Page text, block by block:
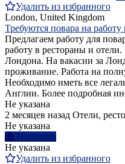
Удалить из избранного
London, United Kingdom
Требуются повара на работу
Предлагаем работу для
работу в рестораны и
Лондона. На вакасии за
проживание. Работа на
Необходимо иметь все
Англии. Более подробная
Не указана
2 месяцев назад Отели,
Не указана
Написать
Не указана
Удалить из избранного